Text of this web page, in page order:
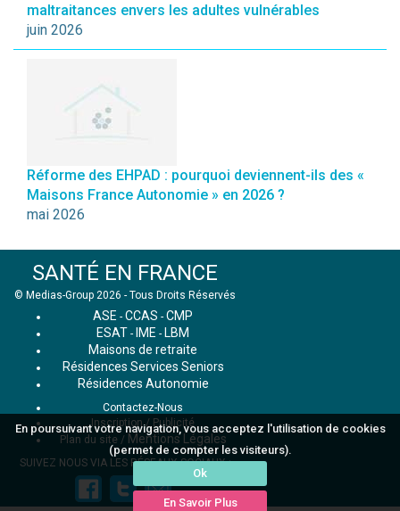
En poursuivant votre navigation, vous acceptez l'utilisation de cookies
(permet de compter les visiteurs).
Ok
En Savoir Plus
maltraitances envers les adultes vulnérables
juin 2026
Réforme des EHPAD : pourquoi deviennent-ils des «
Maisons France Autonomie » en 2026 ?
mai 2026
SANTÉ EN FRANCE
© Medias-Group 2026 - Tous Droits Réservés
ASE - CCAS - CMP
ESAT - IME - LBM
Maisons de retraite
Résidences Services Seniors
Résidences Autonomie
Contactez-Nous
Inscription / Publicité
Plan du site / Mentions Légales
SUIVEZ NOUS VIA LES RÉSEAUX SOCIAUX :